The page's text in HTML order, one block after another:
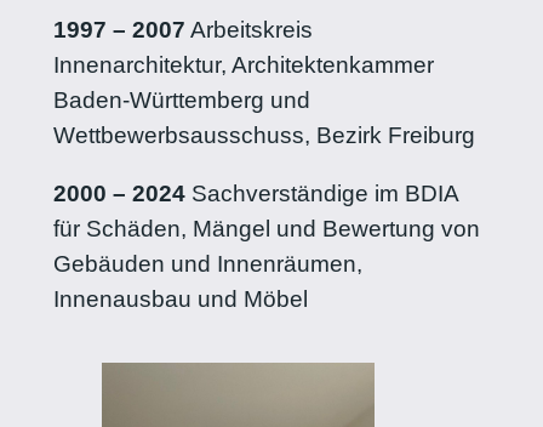
1997 – 2007 Arbeitskreis
Innenarchitektur, Architektenkammer
Baden-Württemberg und
Wettbewerbsausschuss, Bezirk Freiburg
2000 – 2024Sachverständige im BDIA
für Schäden, Mängel und Bewertung von
Gebäuden und Innenräumen,
Innenausbau und Möbel